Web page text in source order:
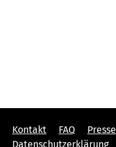
Kontakt FAQ Presse
Datenschutzerklärung